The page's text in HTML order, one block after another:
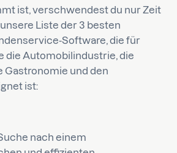
ist, verschwendest du nur Zeit
Liste der 3 besten
Software, die für
die Automobilindustrie, die
Gastronomie und den
ist:
nach einem